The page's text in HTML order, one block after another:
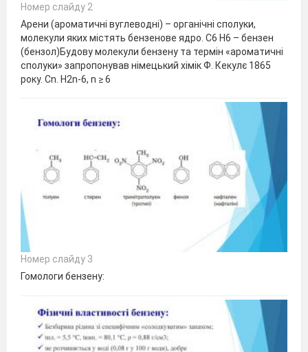
Номер слайду 2
Арени (ароматичні вуглеводні) – органічні сполуки,
молекули яких містять бензенове ядро. C6 H6 – бензен
(бензол)Будову молекули бензену та термін «ароматичні
сполуки» запропонував німецький хімік Ф. Кекулє 1865
року. Cn. H2n-6, n ≥ 6
Номер слайду 3
Гомологи бензену: